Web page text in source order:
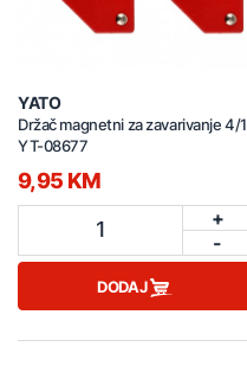
YATO
Držač magnetni za zavarivanje 4/1
YT-08677
9,95 KM
1
+
-
DODAJ